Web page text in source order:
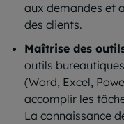
aux demandes et
des clients.
Maîtrise des
outils
(Word, Excel,
accomplir les
La connaissance